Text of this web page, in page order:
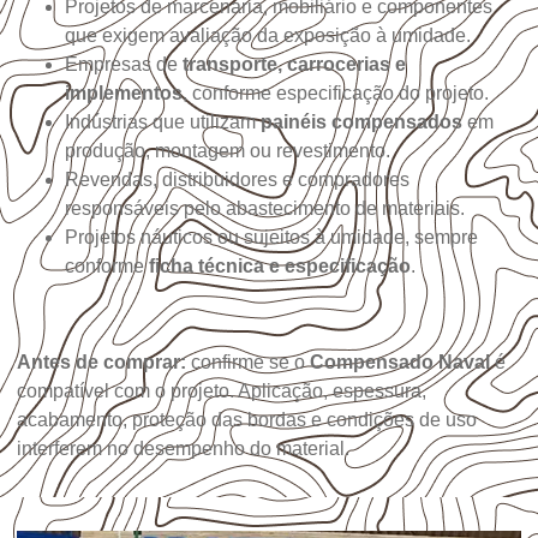
Projetos de marcenaria, mobiliário e componentes
que exigem avaliação da exposição à umidade.
Empresas de transporte, carrocerias e
implementos, conforme especificação do projeto.
Indústrias que utilizampainéis compensadosem
produção, montagem ou revestimento.
Revendas, distribuidores e compradores
responsáveis pelo abastecimento de materiais.
Projetos náuticos ou sujeitos à umidade, sempre
conformeficha técnica e especificação.
Antes de comprar:confirme se oCompensado Navalé
compatível com o projeto. Aplicação, espessura,
acabamento, proteção das bordas e condições de uso
interferem no desempenho do material.